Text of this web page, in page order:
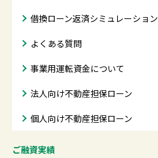
借換ローン返済シミュレーション
よくある質問
事業用運転資金について
法人向け不動産担保ローン
個人向け不動産担保ローン
ご融資実績